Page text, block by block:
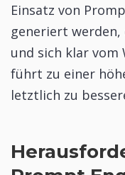
Einsatz von
generiert
und sich klar vom
führt zu einer
letztlich zu